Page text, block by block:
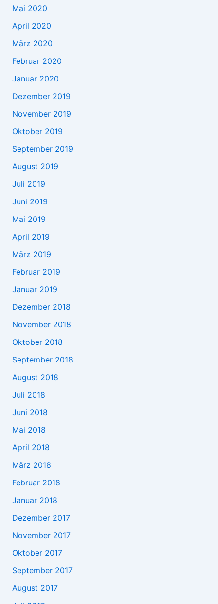
Mai 2020
April 2020
März 2020
Februar 2020
Januar 2020
Dezember 2019
November 2019
Oktober 2019
September 2019
August 2019
Juli 2019
Juni 2019
Mai 2019
April 2019
März 2019
Februar 2019
Januar 2019
Dezember 2018
November 2018
Oktober 2018
September 2018
August 2018
Juli 2018
Juni 2018
Mai 2018
April 2018
März 2018
Februar 2018
Januar 2018
Dezember 2017
November 2017
Oktober 2017
September 2017
August 2017